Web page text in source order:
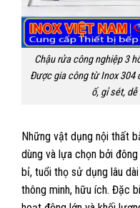
Chậu rửa công nghiệp 3
Được gia công từ Inox 304
ố, gỉ sét,
Những vật dụng nội thất
dùng và lựa chọn bởi
bỉ, tuổi thọ sử dụng lâu
thông minh, hữu ích. Đặc